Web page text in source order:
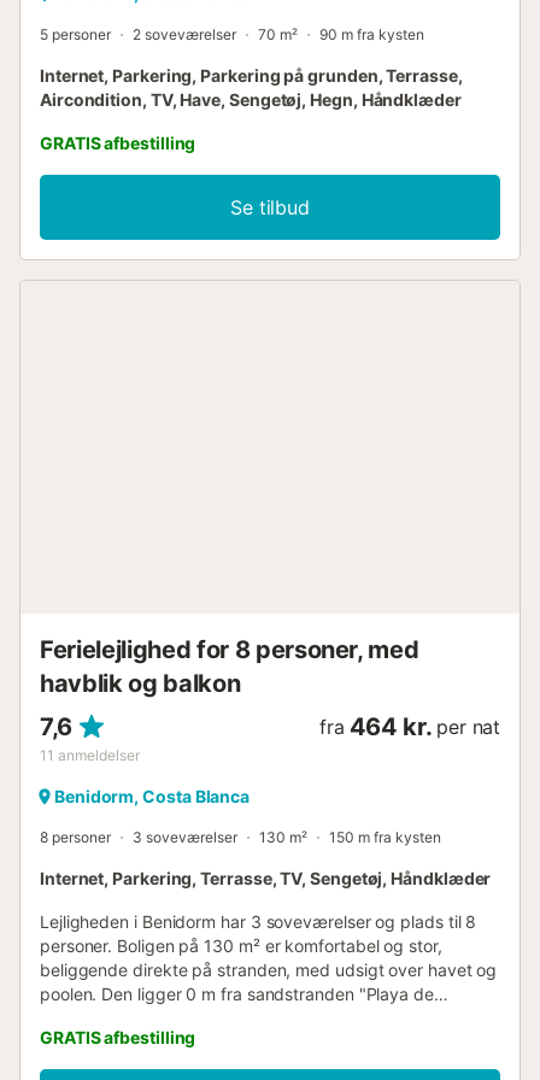
5 personer 2 soveværelser 70 m² 90 m fra kysten
Internet, Parkering, Parkering på grunden, Terrasse,
Aircondition, TV, Have, Sengetøj, Hegn, Håndklæder
GRATIS afbestilling
Se tilbud
Ferielejlighed for 8 personer, med
havblik og balkon
7,6
11 anmeldelser
fra 464 kr. per nat
Benidorm, Costa Blanca
8 personer 3 soveværelser 130 m² 150 m fra kysten
Internet, Parkering, Terrasse, TV, Sengetøj, Håndklæder
Lejligheden i Benidorm har 3 soveværelser og plads til 8
personer. Boligen på 130 m² er komfortabel og stor,
beliggende direkte på stranden, med udsigt over havet og
poolen. Den ligger 0 m fra sandstranden "Playa de
m fra forlystelsesparken "Terra Mitica", 20 m fra
restauranten "lokal", 100 m fra busstoppestedet "Urbano",
GRATIS afbestilling